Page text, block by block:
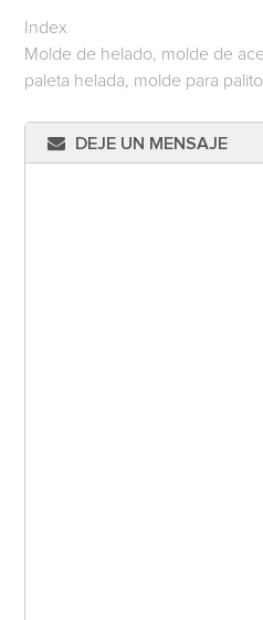
Index
Molde de helado, molde de
paleta helada, molde para
DEJE UN MENSAJE